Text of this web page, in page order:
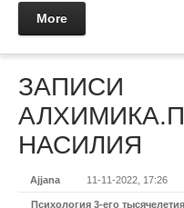
More
ЗАПИСИ
НАСИЛИЯ
Ajjana 11-11-2022, 17:26
Психология 3-его тысячелетия